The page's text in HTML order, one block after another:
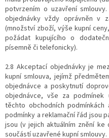
potvrzením o uzavření
objednávky vždy oprávněn v
(množství zboží, výše kupní
požádat kupujícího o
písemně či telefonicky).
2.8 Akceptací objednávky je
kupní smlouva, jejímž
objednávce a poskytnutí
objednávce, vše za podmínek
těchto obchodních
podmínky a reklamační řád jsou
jsou (v jejich aktuálním znění ke
součástí uzavřené kupní smlouvy.